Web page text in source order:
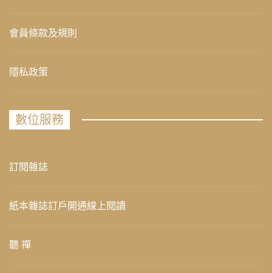
會員條款及規則
隱私政策
數位服務
訂閱雜誌
紙本雜誌訂戶開通線上閱讀
聽 禪